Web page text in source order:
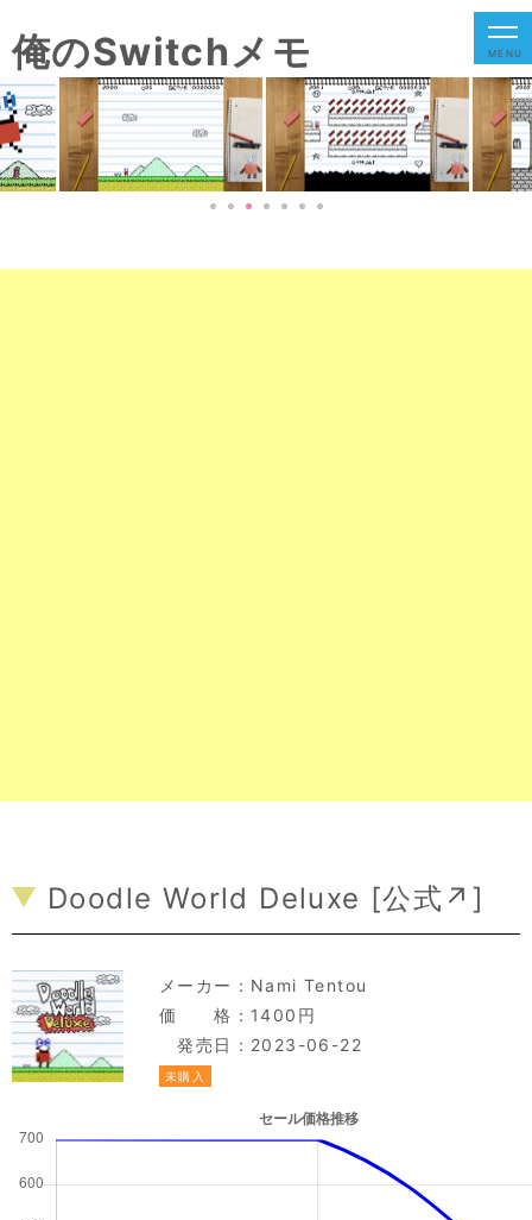
俺のSwitchメモ MENU
Doodle World Deluxe [公式↗ ]
メーカー： Nami Tentou
価 格：1400円
発売日：2023-06-22
未購入